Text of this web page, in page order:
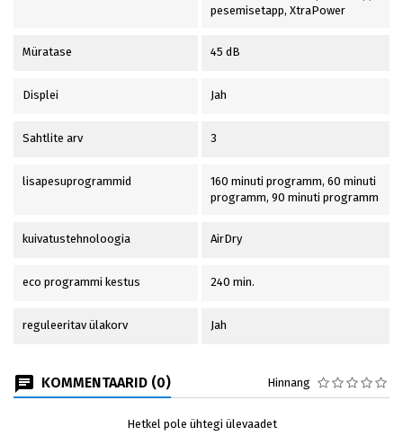
pesemisetapp, XtraPower
Müratase 45 dB
Displei Jah
Sahtlite arv 3
lisapesuprogrammid
160 minuti programm, 60 minuti
programm, 90 minuti programm
kuivatustehnoloogia AirDry
eco programmi kestus 240 min.
reguleeritav ülakorv Jah
KOMMENTAARID (0) Hinnang
Hetkel pole ühtegi ülevaadet